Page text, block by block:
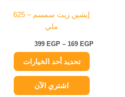
إيشين زيت سمسم – 625
ملي
169 EGP
–
399 EGP
تحديد أحد الخيارات
اختيار
صفحة
المنتج
اشتري الآن